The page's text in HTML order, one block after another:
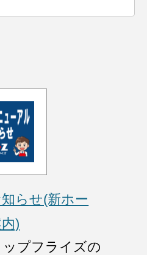
らせ(新ホー
)
プフライズの